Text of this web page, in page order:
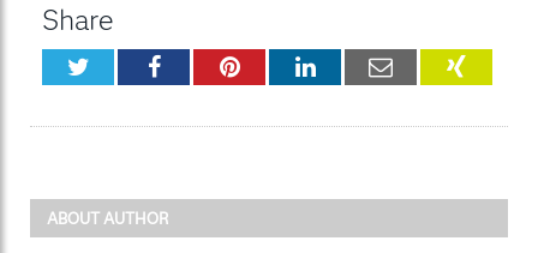
Share
TwitterFacebookPinterestLinkedInEmail XING
ABOUT AUTHOR